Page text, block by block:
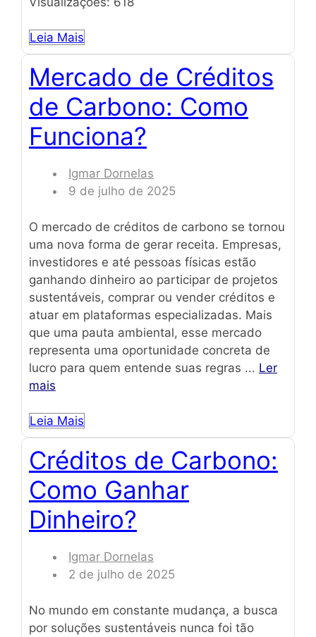
Leia Mais
Mercado de Créditos
de Carbono: Como
Funciona?
Igmar Dornelas
9 de julho de 2025
O mercado de créditos de carbono se tornou
uma nova forma de gerar receita. Empresas,
investidores e até pessoas físicas estão
ganhando dinheiro ao participar de projetos
sustentáveis, comprar ou vender créditos e
atuar em plataformas especializadas. Mais
que uma pauta ambiental, esse mercado
representa uma oportunidade concreta de
lucro para quem entende suas regras ... Ler
mais
Leia Mais
Créditos de Carbono:
Como Ganhar
Dinheiro?
Igmar Dornelas
2 de julho de 2025
No mundo em constante mudança, a busca
por soluções sustentáveis nunca foi tão